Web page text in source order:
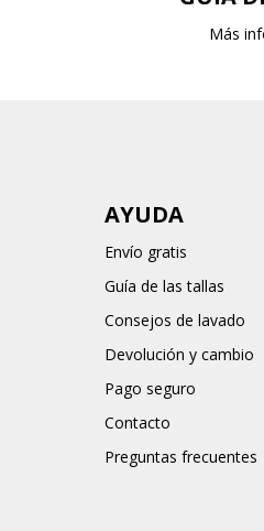
Más
AYUDA
Envío gratis
Guía de las tallas
Consejos de lavado
Devolución y cambio
Pago seguro
Contacto
Preguntas frecuentes